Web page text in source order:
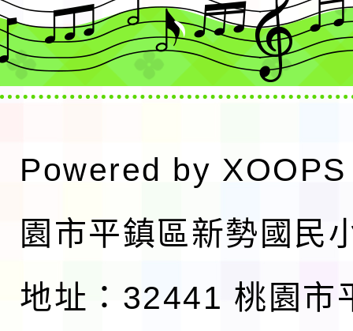
Powered by XOOPS
園市平鎮區新勢國民
地址：32441 桃園市